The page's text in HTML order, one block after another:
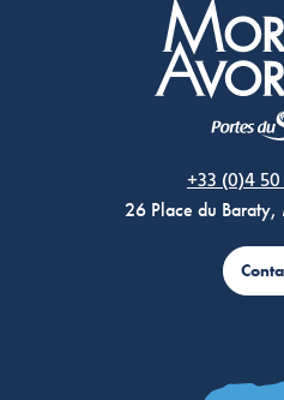
+33 (0)4 50
26 Place du